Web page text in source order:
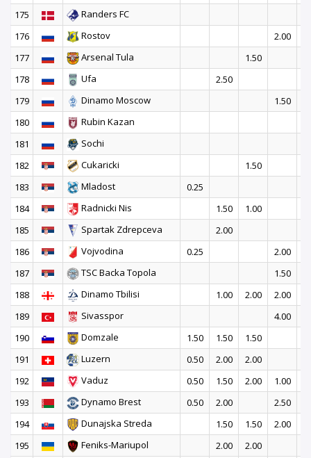
175
Randers FC
176
Rostov
2.00
177
Arsenal Tula
1.50
178
Ufa
2.50
179
Dinamo Moscow
1.50
180
Rubin Kazan
181
Sochi
182
Cukaricki 1.50
183
Mladost
0.25
184
Radnicki Nis 1.50
1.00
185
Spartak Zdrepceva
2.00
186
Vojvodina 0.25 2.00
187
TSC Backa Topola
1.50
188
Dinamo Tbilisi 1.00 2.00 2.00
189
Sivasspor 4.00
190
Domzale 1.50 1.50 1.50
191
Luzern 0.50 2.00 2.00
192
Vaduz 0.50 1.50 2.00 1.00
193
Dynamo Brest 0.50 2.00 2.50
194
Dunajska Streda 1.50 1.50 2.00
195
Feniks-Mariupol 2.00
2.00